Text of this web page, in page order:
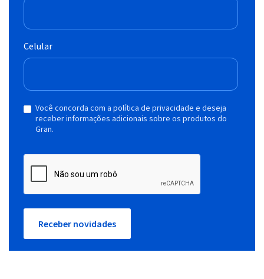
Celular
Você concorda com a política de privacidade e deseja
receber informações adicionais sobre os produtos do
Gran.
Receber novidades